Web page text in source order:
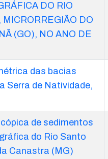
DO RIO
MICRORREGIÃO DO
(GO), NO ANO DE
das bacias
Serra de Natividade,
de sedimentos
do Rio Santo
Canastra (MG)